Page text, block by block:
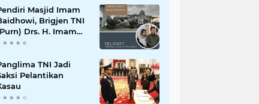
Masjid Imam
Brigjen TNI
Drs. H. Imam
M.M., C. Fr.A
Idul Fitri 1445
TNI Jadi
Pelantikan